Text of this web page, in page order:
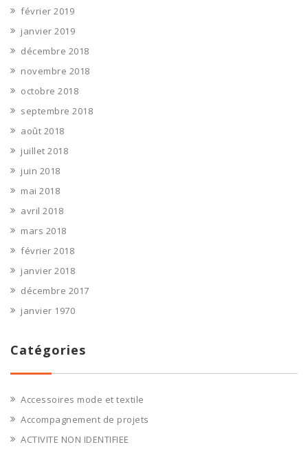
février 2019
janvier 2019
décembre 2018
novembre 2018
octobre 2018
septembre 2018
août 2018
juillet 2018
juin 2018
mai 2018
avril 2018
mars 2018
février 2018
janvier 2018
décembre 2017
janvier 1970
Catégories
Accessoires mode et textile
Accompagnement de projets
ACTIVITE NON IDENTIFIEE